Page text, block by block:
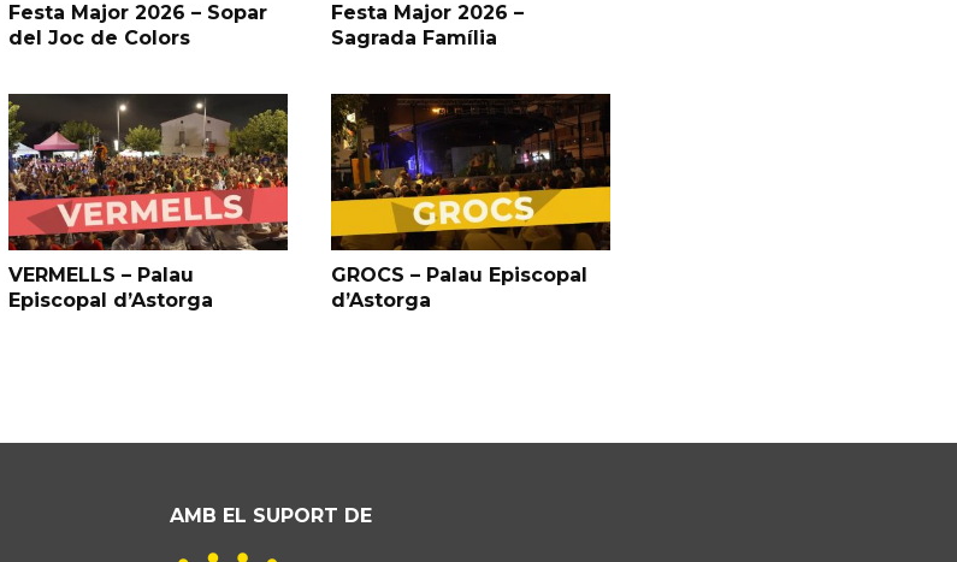
Festa Major 2026 – Sopar
del Joc de Colors
Festa Major 2026 –
Sagrada Família
VERMELLS – Palau
Episcopal d’Astorga
GROCS – Palau Episcopal
d’Astorga
AMB EL SUPORT DE